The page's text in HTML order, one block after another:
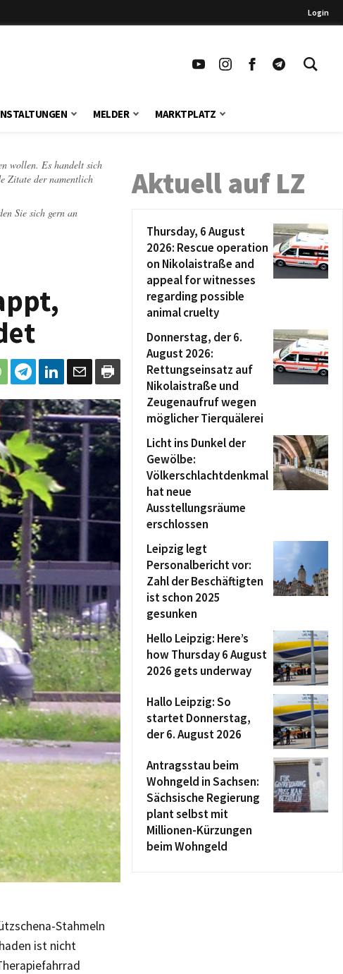
Login
MELDER MARKTPLATZ
wollen. Es handelt sich
Zitate der namentlich
Sie sich gern an
Stahmeln
ist nicht
Aktuell auf LZ
Thursday, 6 August
2026: Rescue operation
on Nikolaistraße and
appeal for witnesses
regarding possible
animal cruelty
Donnerstag, der 6.
August 2026:
Rettungseinsatz auf
Nikolaistraße und
Zeugenaufruf wegen
möglicher Tierquälerei
Licht ins Dunkel der
Gewölbe:
Völkerschlachtdenkmal
hat neue
Ausstellungsräume
erschlossen
Leipzig legt
Personalbericht vor:
Zahl der Beschäftigten
ist schon 2025
gesunken
Hello Leipzig: Here’s
how Thursday 6 August
2026 gets underway
Hallo Leipzig: So
startet Donnerstag,
der 6. August 2026
Antragsstau beim
Wohngeld in Sachsen:
Sächsische Regierung
plant selbst mit
Millionen-Kürzungen
beim Wohngeld